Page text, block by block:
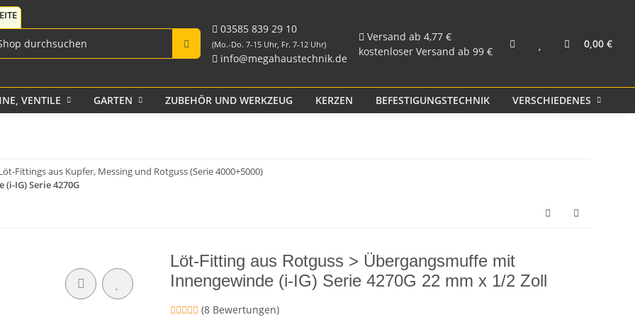
03585 839 29 10
(Mo.-Do. 7-15 Uhr, Fr. 7-12 Uhr)
info@megahaustechnik.de
Versand ab 4,77 €
kostenloser Versand ab 99 €
0,00 €
VENTILE GARTEN ZUBEHÖR UND WERKZEUG KERZEN BEFESTIGUNGSTECHNIK VERSCHIEDENES
Fittings aus Kupfer, Messing und Rotguss (Serie 4000+5000)
IG) Serie 4270G
Löt-Fitting aus Rotguss > Übergangsmuffe mit
Innengewinde (i-IG) Serie 4270G 22 mm x 1/2 Zoll
(8 Bewertungen)